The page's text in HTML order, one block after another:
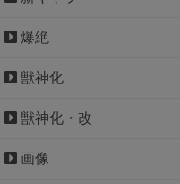
爆絶
獣神化
獣神化・改
画像